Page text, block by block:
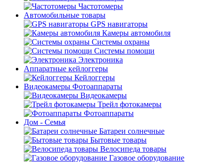
Частотомеры
Автомобильные товары
GPS навигаторы
Камеры автомобиля
Системы охраны
Системы помощи
Электроника
Аппаратные кейлоггеры
Кейлоггеры
Видеокамеры Фотоаппараты
Видеокамеры
Трейл фотокамеры
Фотоаппараты
Дом - Семья
Батареи солнечные
Бытовые товары
Велосипеда товары
Газовое оборудование